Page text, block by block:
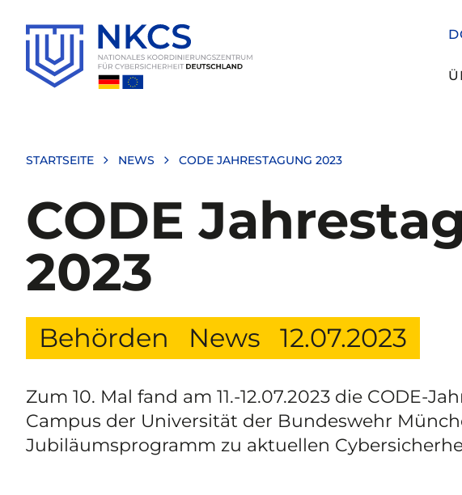
zum
Inhalt
STARTSEITE NEWS CODE JAHRESTAGUNG 2023
CODE
2023
Behörden News 12.07.2023
Zum 10. Mal fand am 11.-12.07.2023 die CODE-
Campus der Universität der Bundeswehr
Jubiläumsprogramm zu aktuellen